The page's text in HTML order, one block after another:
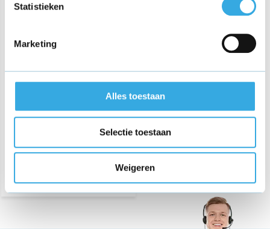
Statistieken
Marketing
Alles toestaan
Selectie toestaan
Weigeren
Oplader voor Miya M32
Video Babyfoon Camera
€ 17,95
Morgen in huis